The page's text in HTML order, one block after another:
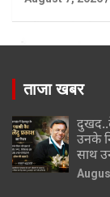
ताजा खबर
उनके
साथ